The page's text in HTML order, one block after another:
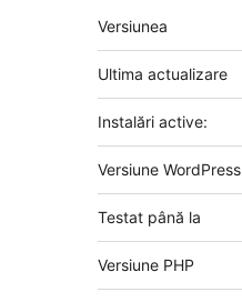
Meta
Versiunea
Ultima actualizare
Instalări active:
Versiune WordPress
Testat până la
Versiune PHP